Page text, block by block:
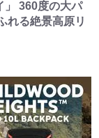
」 360度の大パ
れる絶景高原リ